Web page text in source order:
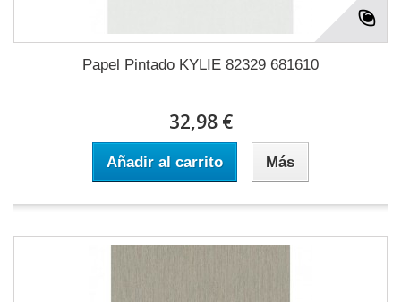
Papel Pintado KYLIE 82329 681610
32,98 €
Añadir al carrito Más